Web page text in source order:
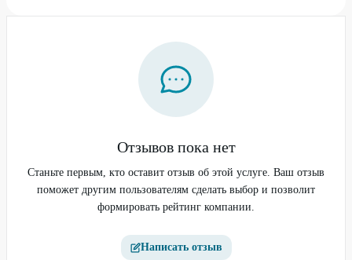
Отзывов пока нет
Станьте первым, кто оставит отзыв об этой услуге. Ваш отзыв
поможет другим пользователям сделать выбор и позволит
формировать рейтинг компании.
Написать отзыв